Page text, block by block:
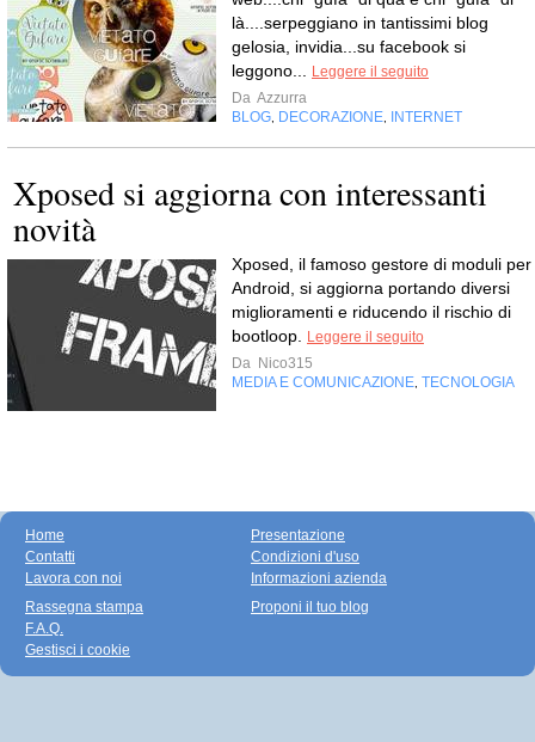
là....serpeggiano in tantissimi blog
gelosia, invidia...su facebook si
leggono...
Leggere il seguito
Da Azzurra
BLOG DECORAZIONE INTERNET
Xposed si aggiorna con interessanti
novità
Xposed, il famoso gestore di moduli per
Android, si aggiorna portando diversi
miglioramenti e riducendo il rischio di
bootloop.
Leggere il seguito
Da Nico315
MEDIA E COMUNICAZIONE TECNOLOGIA
Home
Contatti
Lavora con noi
Presentazione
Condizioni d'uso
Informazioni azienda
Rassegna stampa
F.A.Q.
Gestisci i cookie
Proponi il tuo blog